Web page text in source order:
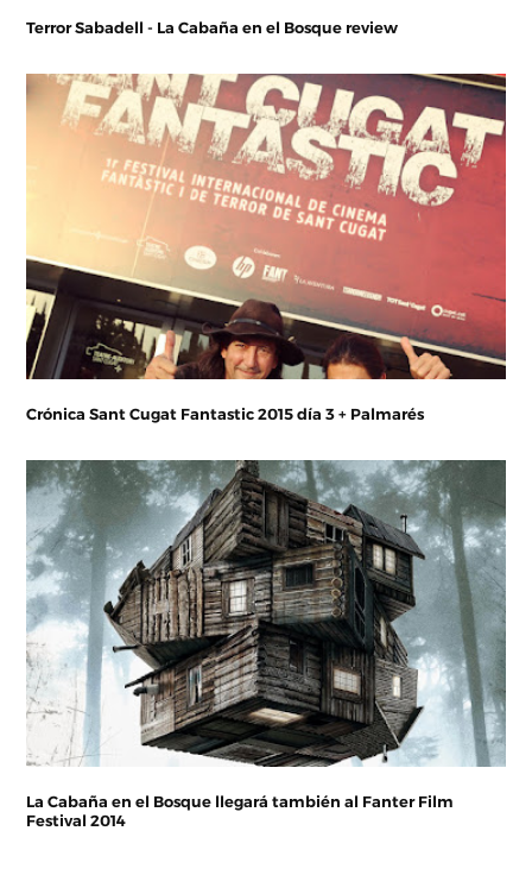
Terror Sabadell - La Cabaña en el Bosque review
Crónica Sant Cugat Fantastic 2015 día 3 + Palmarés
La Cabaña en el Bosque llegará también al Fanter Film
Festival 2014